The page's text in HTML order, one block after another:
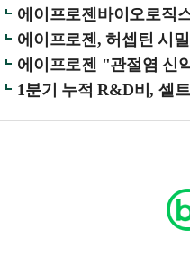
에이프로젠바이오로직
에이프로젠, 허셉틴 시
에이프로젠 "관절염 신
1분기 누적 R&D비, 셀